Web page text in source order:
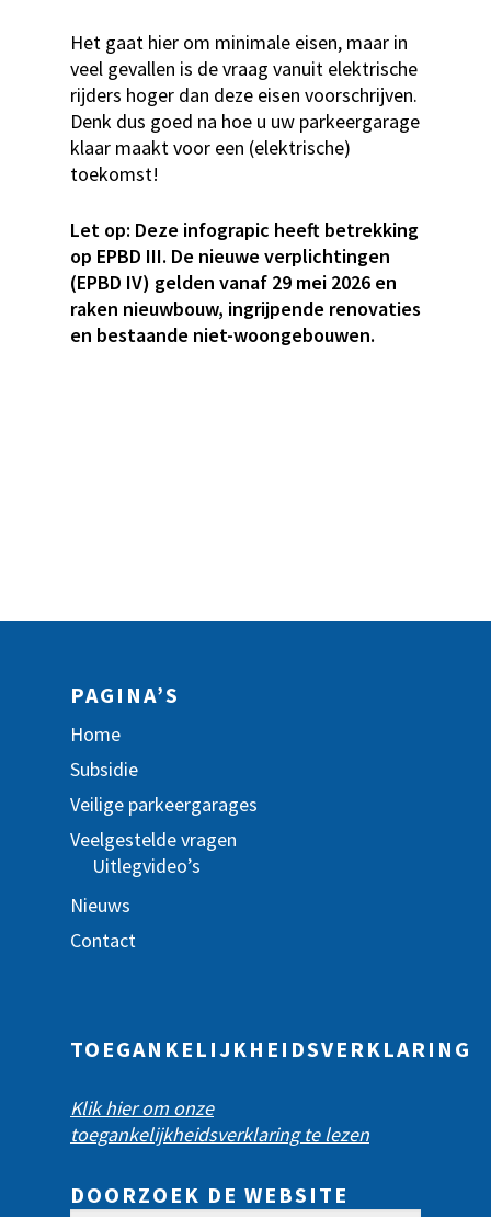
Het gaat hier om minimale eisen, maar in
veel gevallen is de vraag vanuit elektrische
rijders hoger dan deze eisen voorschrijven.
Denk dus goed na hoe u uw parkeergarage
klaar maakt voor een (elektrische)
toekomst!
Let op: Deze infograpic heeft betrekking
op EPBD III. De nieuwe verplichtingen
(EPBD IV) gelden vanaf 29 mei 2026 en
raken nieuwbouw, ingrijpende renovaties
en bestaande niet-woongebouwen.
PAGINA’S
Home
Subsidie
Veilige parkeergarages
Veelgestelde vragen
Uitlegvideo’s
Nieuws
Contact
TOEGANKELIJKHEIDSVERKLARING
Klik hier om onze
toegankelijkheidsverklaring te lezen
DOORZOEK DE WEBSITE